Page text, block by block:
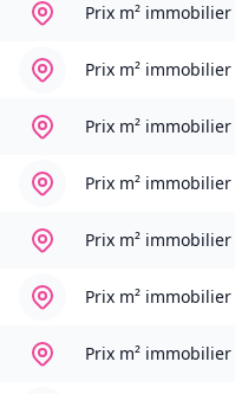
Prix m² immobilier
Prix m² immobilier
Prix m² immobilier
Prix m² immobilier
Prix m² immobilier
Prix m² immobilier
Prix m² immobilier